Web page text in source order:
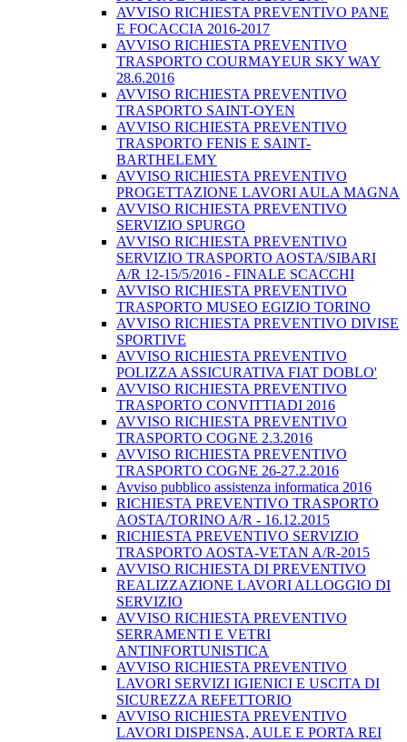
AVVISO RICHIESTA PREVENTIVO PANE
E FOCACCIA 2016-2017
AVVISO RICHIESTA PREVENTIVO
TRASPORTO COURMAYEUR SKY WAY
28.6.2016
AVVISO RICHIESTA PREVENTIVO
TRASPORTO SAINT-OYEN
AVVISO RICHIESTA PREVENTIVO
TRASPORTO FENIS E SAINT-
BARTHELEMY
AVVISO RICHIESTA PREVENTIVO
PROGETTAZIONE LAVORI AULA MAGNA
AVVISO RICHIESTA PREVENTIVO
SERVIZIO SPURGO
AVVISO RICHIESTA PREVENTIVO
SERVIZIO TRASPORTO AOSTA/SIBARI
A/R 12-15/5/2016 - FINALE SCACCHI
AVVISO RICHIESTA PREVENTIVO
TRASPORTO MUSEO EGIZIO TORINO
AVVISO RICHIESTA PREVENTIVO DIVISE
SPORTIVE
AVVISO RICHIESTA PREVENTIVO
POLIZZA ASSICURATIVA FIAT DOBLO'
AVVISO RICHIESTA PREVENTIVO
TRASPORTO CONVITTIADI 2016
AVVISO RICHIESTA PREVENTIVO
TRASPORTO COGNE 2.3.2016
AVVISO RICHIESTA PREVENTIVO
TRASPORTO COGNE 26-27.2.2016
Avviso pubblico assistenza informatica 2016
RICHIESTA PREVENTIVO TRASPORTO
AOSTA/TORINO A/R - 16.12.2015
RICHIESTA PREVENTIVO SERVIZIO
TRASPORTO AOSTA-VETAN A/R-2015
AVVISO RICHIESTA DI PREVENTIVO
REALIZZAZIONE LAVORI ALLOGGIO DI
SERVIZIO
AVVISO RICHIESTA PREVENTIVO
SERRAMENTI E VETRI
ANTINFORTUNISTICA
AVVISO RICHIESTA PREVENTIVO
LAVORI SERVIZI IGIENICI E USCITA DI
SICUREZZA REFETTORIO
AVVISO RICHIESTA PREVENTIVO
LAVORI DISPENSA, AULE E PORTA REI